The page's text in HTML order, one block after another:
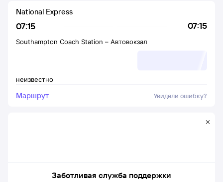
07:15 07:15
National Express
неизвестно
Southampton Coach Station – Автовокзал
Маршрут Увидели ошибку?
Заботливая служба поддержки